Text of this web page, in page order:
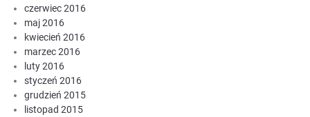
czerwiec 2016
maj 2016
kwiecień 2016
marzec 2016
luty 2016
styczeń 2016
grudzień 2015
listopad 2015